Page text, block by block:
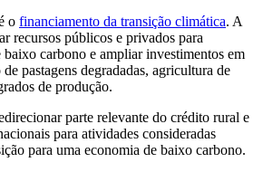
o financiamento da transição climática. A
recursos públicos e privados para
carbono e ampliar investimentos em
pastagens degradadas, agricultura de
de produção.
parte relevante do crédito rural e
para atividades consideradas
para uma economia de baixo carbono.